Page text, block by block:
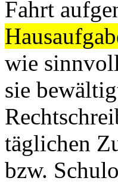
Fahrt
wie
sie
täglichen
bzw.